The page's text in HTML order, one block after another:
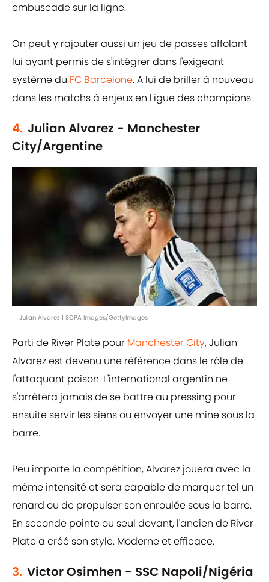
embuscade sur la ligne.
On peut y rajouter aussi un jeu de passes affolant
lui ayant permis de s'intégrer dans l'exigeant
système du FC Barcelone. A lui de briller à nouveau
dans les matchs à enjeux en Ligue des champions.
4. Julian Alvarez - Manchester
City/Argentine
Julian Alvarez | SOPA Images/GettyImages
Parti de River Plate pour Manchester City, Julian
Alvarez est devenu une référence dans le rôle de
l'attaquant poison. L'international argentin ne
s'arrêtera jamais de se battre au pressing pour
ensuite servir les siens ou envoyer une mine sous la
barre.
Peu importe la compétition, Alvarez jouera avec la
même intensité et sera capable de marquer tel un
renard ou de propulser son enroulée sous la barre.
En seconde pointe ou seul devant, l'ancien de River
Plate a créé son style. Moderne et efficace.
3. Victor Osimhen - SSC Napoli/Nigéria